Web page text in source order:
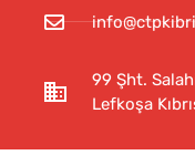
99 Şht.
Lefkoşa